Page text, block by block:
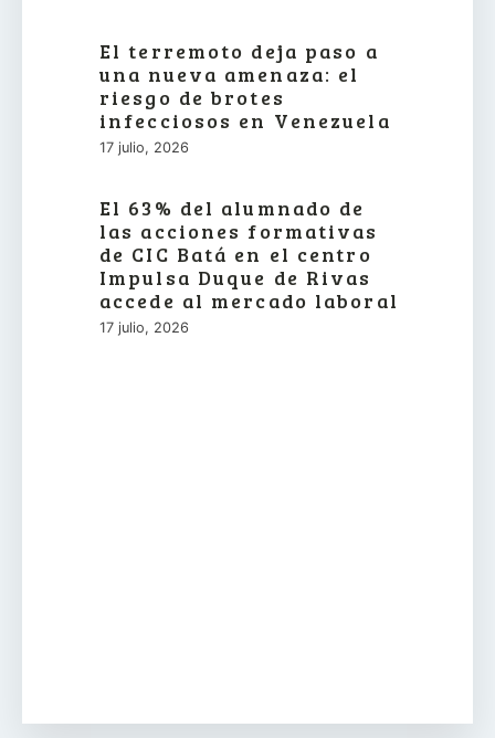
El terremoto deja paso a
una nueva amenaza: el
riesgo de brotes
infecciosos en Venezuela
17 julio, 2026
El 63% del alumnado de
las acciones formativas
de CIC Batá en el centro
Impulsa Duque de Rivas
accede al mercado laboral
17 julio, 2026